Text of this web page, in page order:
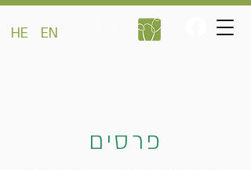
HE EN
פרסים